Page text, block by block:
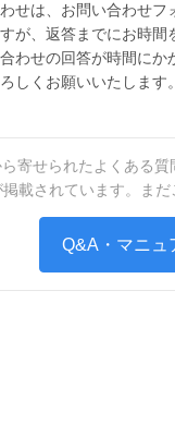
せは、お問い合わせフ
が、返答までにお時間
わせの回答が時間にか
しくお願いいたします。
寄せられたよくある
載されています。ま
Q&A・マニュ